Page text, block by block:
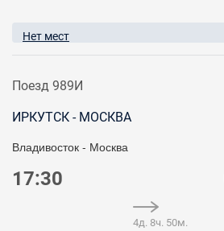
Нет мест
Поезд 989И
ИРКУТСК - МОСКВА
Владивосток - Москва
17:30
4д. 8ч. 50м.